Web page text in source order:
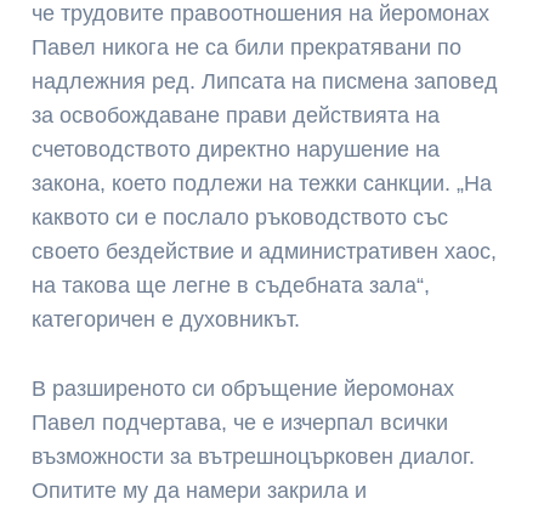
че трудовите правоотношения на йеромонах
Павел никога не са били прекратявани по
надлежния ред. Липсата на писмена заповед
за освобождаване прави действията на
счетоводството директно нарушение на
закона, което подлежи на тежки санкции. „На
каквото си е послало ръководството със
своето бездействие и административен хаос,
на такова ще легне в съдебната зала“,
категоричен е духовникът.
В разширеното си обръщение йеромонах
Павел подчертава, че е изчерпал всички
възможности за вътрешноцърковен диалог.
Опитите му да намери закрила и